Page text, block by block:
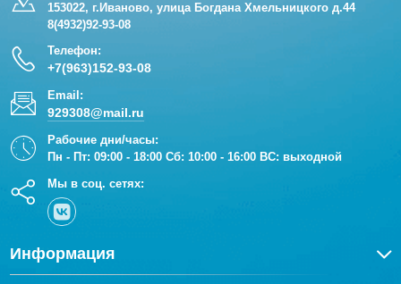
153022, г.Иваново, улица Богдана Хмельницкого д.44
8(4932)92-93-08
Телефон:
+7(963)152-93-08
Email:
929308@mail.ru
Рабочие дни/часы:
Пн - Пт: 09:00 - 18:00 Сб: 10:00 - 16:00 ВС: выходной
Мы в соц. сетях:
Информация